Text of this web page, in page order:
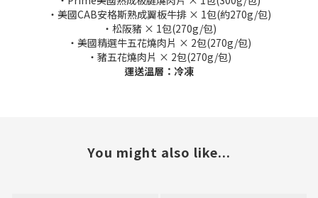
・美國CAB安格斯熟成翼板牛排 × 1包(約270g/包)
・松阪豬 × 1包(270g/包)
・美國精選牛五花燒肉片 × 2包(270g/包)
・豬五花燒肉片 × 2包(270g/包)
運送溫層：冷凍
You might also like...